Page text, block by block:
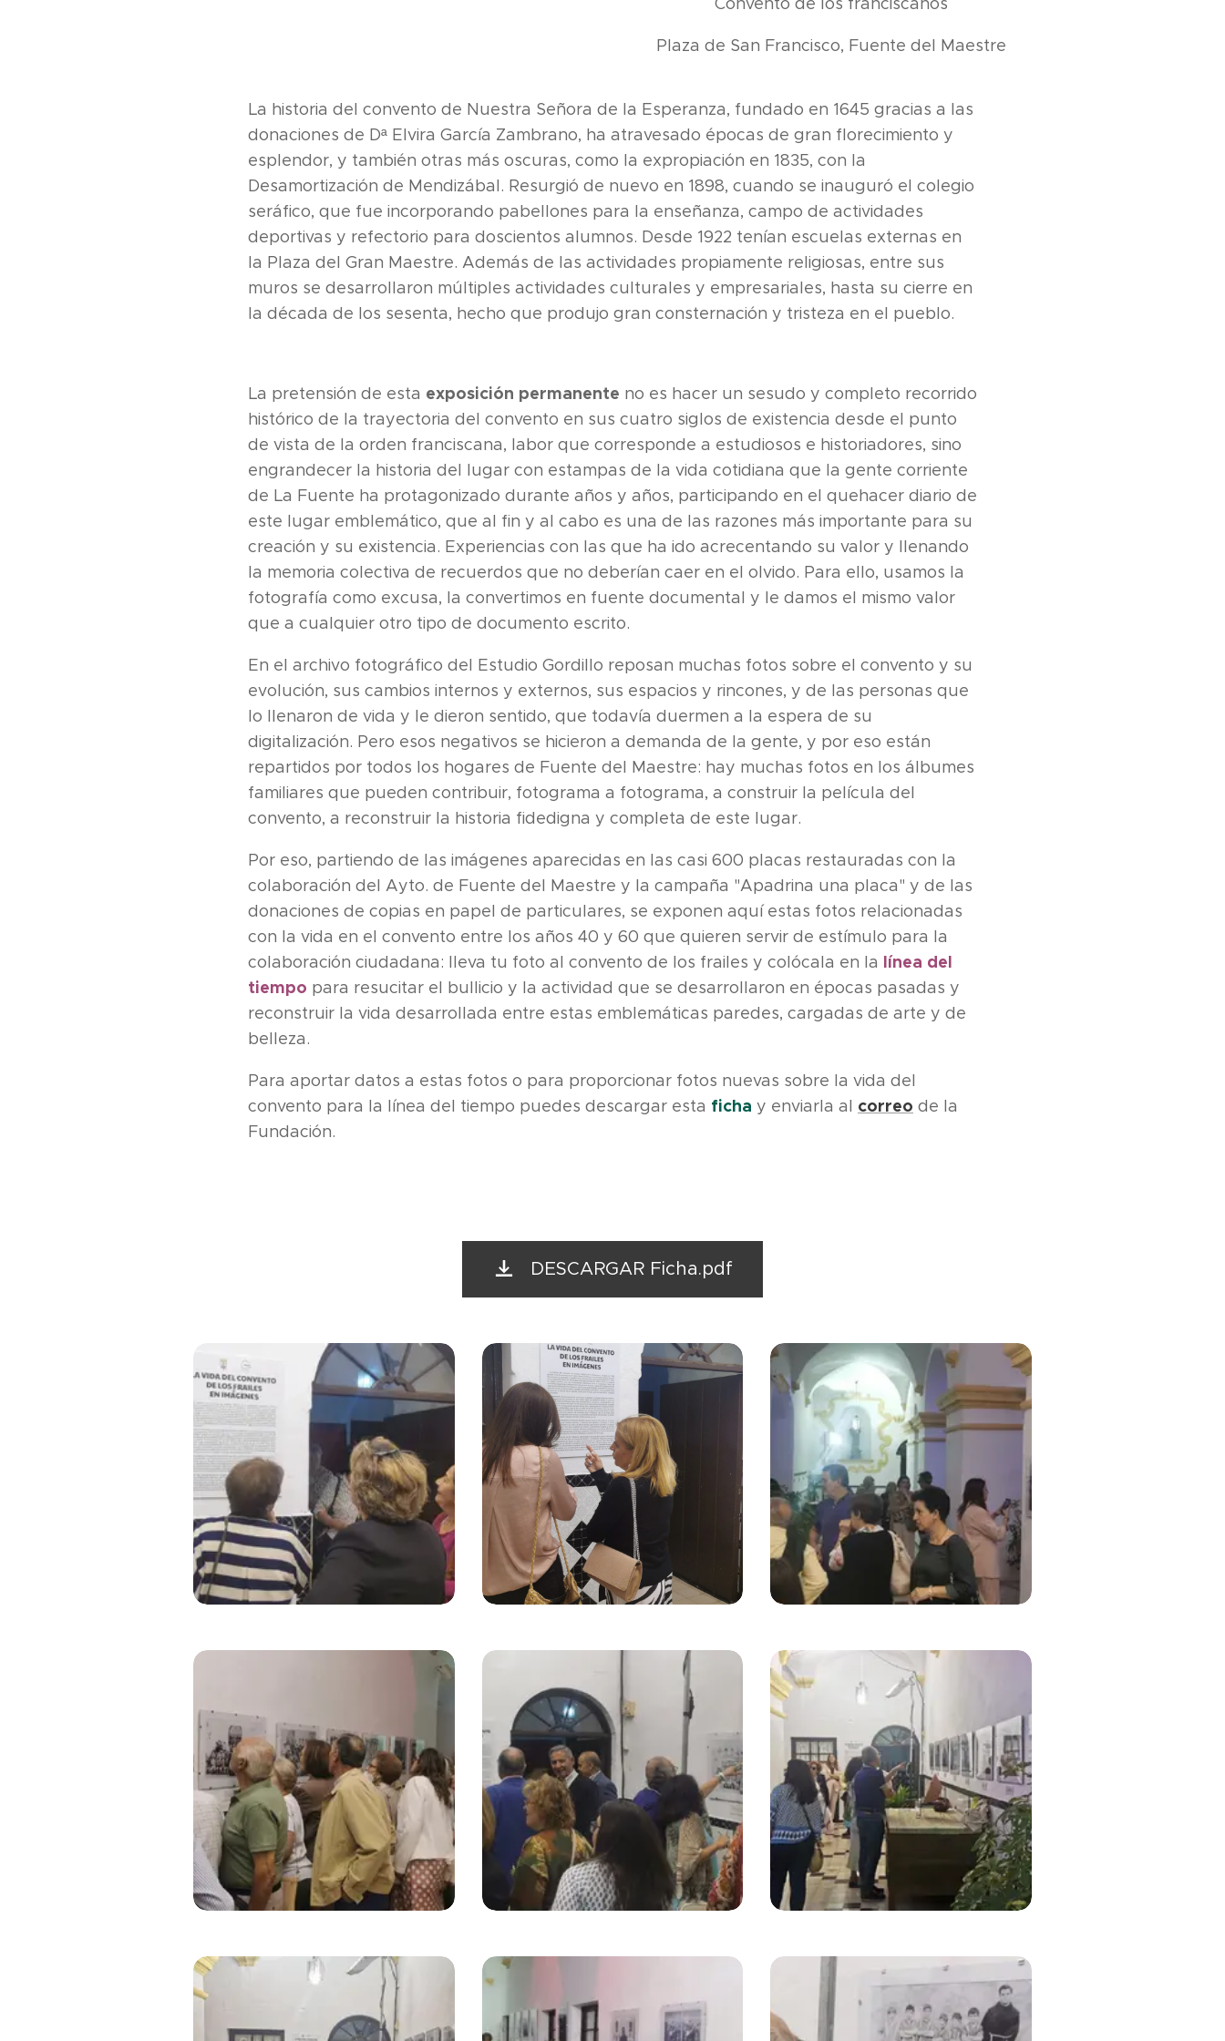
Plaza de San Francisco, Fuente del Maestre
La historia del convento de Nuestra Señora de la Esperanza, fundado en 1645 gracias a las
donaciones de Dª Elvira García Zambrano, ha atravesado épocas de gran florecimiento y
esplendor, y también otras más oscuras, como la expropiación en 1835, con la
Desamortización de Mendizábal. Resurgió de nuevo en 1898, cuando se inauguró el colegio
seráfico, que fue incorporando pabellones para la enseñanza, campo de actividades
deportivas y refectorio para doscientos alumnos. Desde 1922 tenían escuelas externas en
la Plaza del Gran Maestre. Además de las actividades propiamente religiosas, entre sus
muros se desarrollaron múltiples actividades culturales y empresariales, hasta su cierre en
la década de los sesenta, hecho que produjo gran consternación y tristeza en el pueblo.
La pretensión de esta exposición permanente no es hacer un sesudo y completo recorrido
histórico de la trayectoria del convento en sus cuatro siglos de existencia desde el punto
de vista de la orden franciscana, labor que corresponde a estudiosos e historiadores, sino
engrandecer la historia del lugar con estampas de la vida cotidiana que la gente corriente
de La Fuente ha protagonizado durante años y años, participando en el quehacer diario de
este lugar emblemático, que al fin y al cabo es una de las razones más importante para su
creación y su existencia. Experiencias con las que ha ido acrecentando su valor y llenando
la memoria colectiva de recuerdos que no deberían caer en el olvido. Para ello, usamos la
fotografía como excusa, la convertimos en fuente documental y le damos el mismo valor
que a cualquier otro tipo de documento escrito.
En el archivo fotográfico del Estudio Gordillo reposan muchas fotos sobre el convento y su
evolución, sus cambios internos y externos, sus espacios y rincones, y de las personas que
lo llenaron de vida y le dieron sentido, que todavía duermen a la espera de su
digitalización. Pero esos negativos se hicieron a demanda de la gente, y por eso están
repartidos por todos los hogares de Fuente del Maestre: hay muchas fotos en los álbumes
familiares que pueden contribuir, fotograma a fotograma, a construir la película del
convento, a reconstruir la historia fidedigna y completa de este lugar.
Por eso, partiendo de las imágenes aparecidas en las casi 600 placas restauradas con la
colaboración del Ayto. de Fuente del Maestre y la campaña "Apadrina una placa" y de las
donaciones de copias en papel de particulares, se exponen aquí estas fotos relacionadas
con la vida en el convento entre los años 40 y 60 que quieren servir de estímulo para la
colaboración ciudadana: lleva tu foto al convento de los frailes y colócala en la línea del
tiempo para resucitar el bullicio y la actividad que se desarrollaron en épocas pasadas y
reconstruir la vida desarrollada entre estas emblemáticas paredes, cargadas de arte y de
belleza.
Para aportar datos a estas fotos o para proporcionar fotos nuevas sobre la vida del
convento para la línea del tiempo puedes descargar esta ficha y enviarla al correo de la
Fundación.
DESCARGAR Ficha.pdf